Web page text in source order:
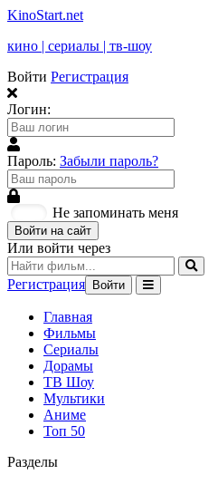
KinoStart.net
кино | сериалы | тв-шоу
Войти Регистрация
Логин:
Пароль: Забыли пароль?
Не запоминать меня
Войти на сайт
Или войти через
Регистрация Войти
Главная
Фильмы
Сериалы
Дорамы
ТВ Шоу
Мультики
Аниме
Топ 50
Разделы